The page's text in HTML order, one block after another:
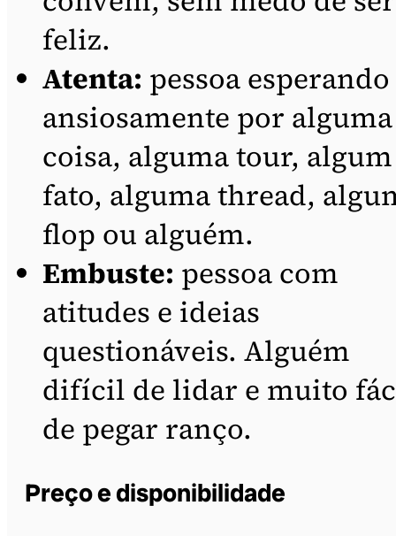
feliz.
Atenta: pessoa esperando
ansiosamente por alguma
coisa, alguma tour, algum
fato, alguma thread,
flop ou alguém.
Embuste: pessoa com
atitudes e ideias
questionáveis. Alguém
difícil de lidar e muito
de pegar ranço.
Preço e disponibilidade